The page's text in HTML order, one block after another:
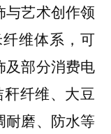
与艺术创作领
维体系，可
及部分消费电
纤维、大豆
耐磨、防水等